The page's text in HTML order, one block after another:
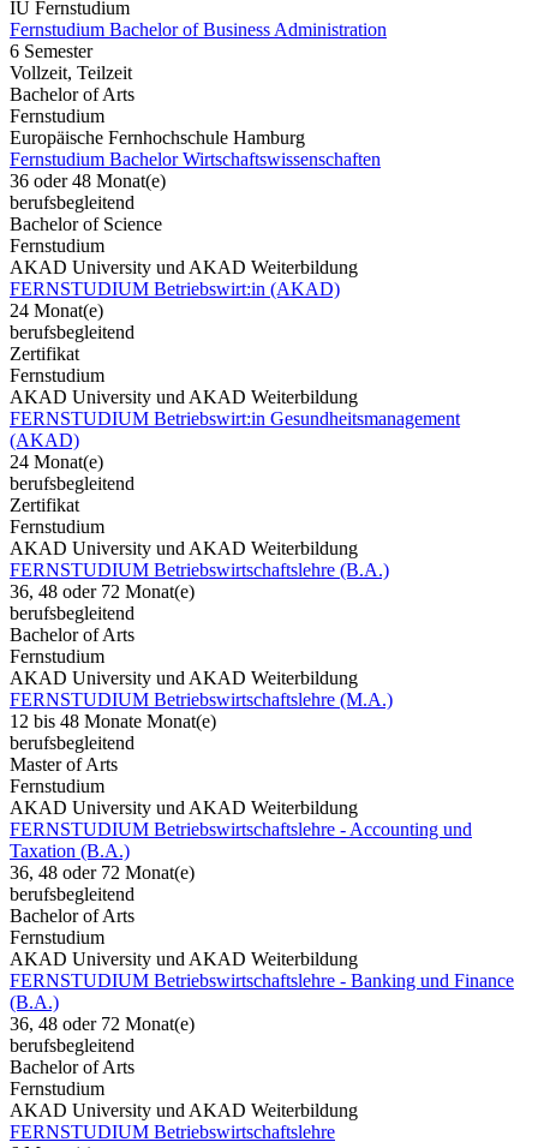
IU Fernstudium
Fernstudium Bachelor of Business Administration
6 Semester
Vollzeit, Teilzeit
Bachelor of Arts
Fernstudium
Europäische Fernhochschule Hamburg
Fernstudium Bachelor Wirtschaftswissenschaften
36 oder 48 Monat(e)
berufsbegleitend
Bachelor of Science
Fernstudium
AKAD University und AKAD Weiterbildung
FERNSTUDIUM Betriebswirt:in (AKAD)
24 Monat(e)
berufsbegleitend
Zertifikat
Fernstudium
AKAD University und AKAD Weiterbildung
FERNSTUDIUM Betriebswirt:in Gesundheitsmanagement
(AKAD)
24 Monat(e)
berufsbegleitend
Zertifikat
Fernstudium
AKAD University und AKAD Weiterbildung
FERNSTUDIUM Betriebswirtschaftslehre (B.A.)
36, 48 oder 72 Monat(e)
berufsbegleitend
Bachelor of Arts
Fernstudium
AKAD University und AKAD Weiterbildung
FERNSTUDIUM Betriebswirtschaftslehre (M.A.)
12 bis 48 Monate Monat(e)
berufsbegleitend
Master of Arts
Fernstudium
AKAD University und AKAD Weiterbildung
FERNSTUDIUM Betriebswirtschaftslehre - Accounting und
Taxation (B.A.)
36, 48 oder 72 Monat(e)
berufsbegleitend
Bachelor of Arts
Fernstudium
AKAD University und AKAD Weiterbildung
FERNSTUDIUM Betriebswirtschaftslehre - Banking und Finance
(B.A.)
36, 48 oder 72 Monat(e)
berufsbegleitend
Bachelor of Arts
Fernstudium
AKAD University und AKAD Weiterbildung
FERNSTUDIUM Betriebswirtschaftslehre